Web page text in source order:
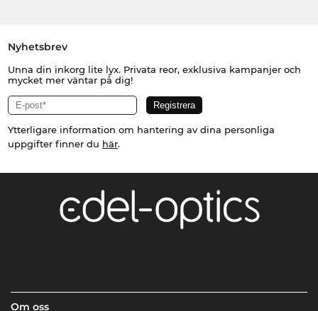
Nyhetsbrev
Unna din inkorg lite lyx. Privata reor, exklusiva kampanjer och
mycket mer väntar på dig!
Ytterligare information om hantering av dina personliga
uppgifter finner du här.
Om oss